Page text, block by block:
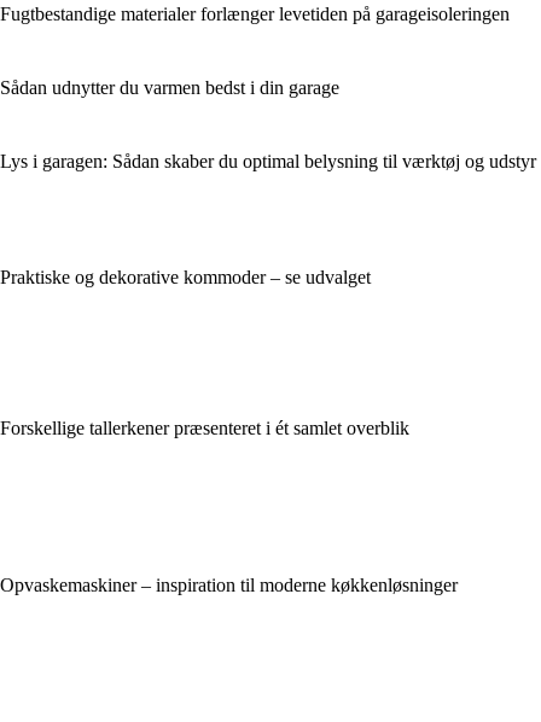
Fugtbestandige materialer forlænger levetiden på garageisoleringen
Sådan udnytter du varmen bedst i din garage
Lys i garagen: Sådan skaber du optimal belysning til værktøj og udstyr
Praktiske og dekorative kommoder – se udvalget
Forskellige tallerkener præsenteret i ét samlet overblik
Opvaskemaskiner – inspiration til moderne køkkenløsninger